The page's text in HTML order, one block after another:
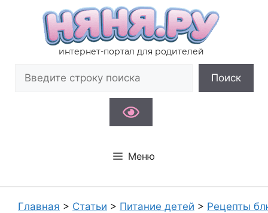
содержимому
интернет-портал для родителей
Поиск
Меню
Главная > Статьи > Питание детей > Рецепты